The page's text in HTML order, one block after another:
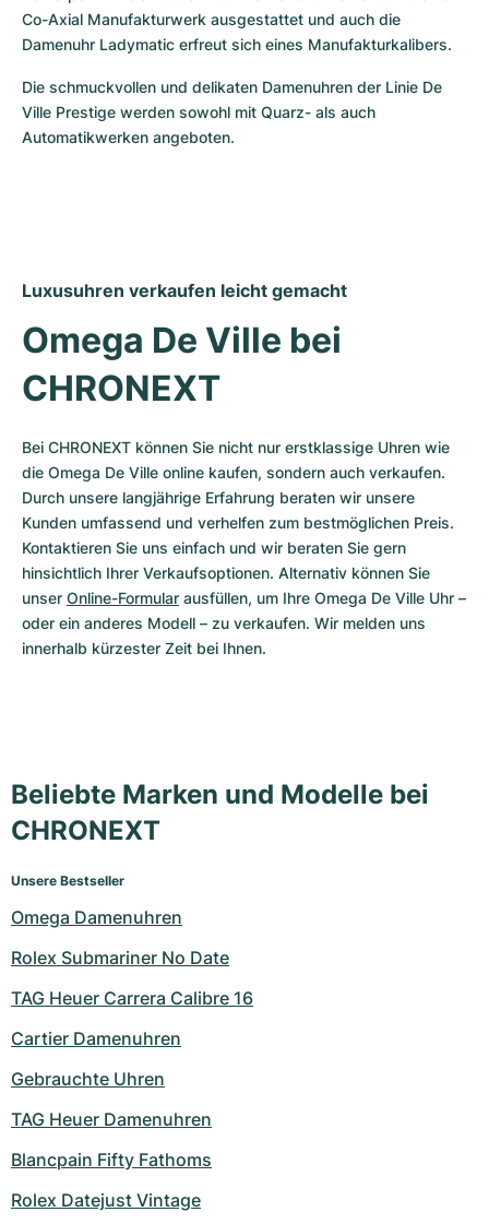
Co-Axial Manufakturwerk ausgestattet und auch die
Damenuhr Ladymatic erfreut sich eines Manufakturkalibers.
Die schmuckvollen und delikaten Damenuhren der Linie De
Ville Prestige werden sowohl mit Quarz- als auch
Automatikwerken angeboten.
Luxusuhren verkaufen leicht gemacht
Omega De Ville bei
CHRONEXT
Bei CHRONEXT können Sie nicht nur erstklassige Uhren wie
die Omega De Ville online kaufen, sondern auch verkaufen.
Durch unsere langjährige Erfahrung beraten wir unsere
Kunden umfassend und verhelfen zum bestmöglichen Preis.
Kontaktieren Sie uns einfach und wir beraten Sie gern
hinsichtlich Ihrer Verkaufsoptionen. Alternativ können Sie
unser Online-Formular ausfüllen, um Ihre Omega De Ville Uhr –
oder ein anderes Modell – zu verkaufen. Wir melden uns
innerhalb kürzester Zeit bei Ihnen.
Beliebte Marken und Modelle bei
CHRONEXT
Unsere Bestseller
Omega Damenuhren
Rolex Submariner No Date
TAG Heuer Carrera Calibre 16
Cartier Damenuhren
Gebrauchte Uhren
TAG Heuer Damenuhren
Blancpain Fifty Fathoms
Rolex Datejust Vintage